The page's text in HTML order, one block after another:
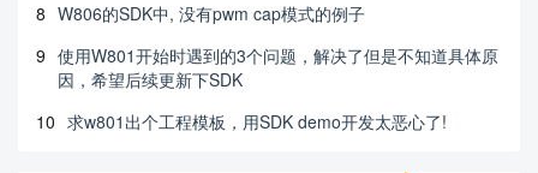
8 W806的SDK中, 没有pwm cap模式的例子
9 使用W801开始时遇到的3个问题，解决了但是不知道具体原
因，希望后续更新下SDK
10 求w801出个工程模板，用SDK demo开发太恶心了!